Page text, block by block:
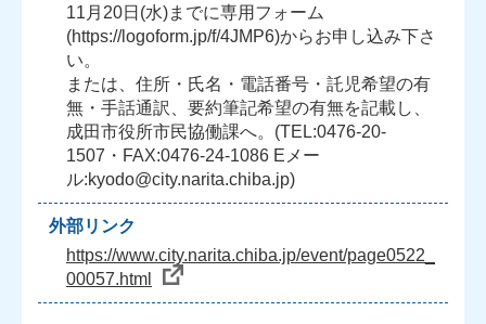
11月20日(水)までに専用フォーム
(https://logoform.jp/f/4JMP6)からお申し込み下さ
い。
または、住所・氏名・電話番号・託児希望の有
無・手話通訳、要約筆記希望の有無を記載し、
成田市役所市民協働課へ。(TEL:0476-20-
1507・FAX:0476-24-1086 Eメー
ル:kyodo@city.narita.chiba.jp)
外部リンク
https://www.city.narita.chiba.jp/event/page0522_
00057.html